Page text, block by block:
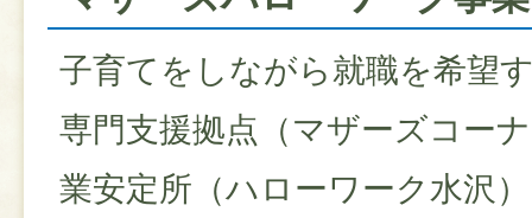
子育てをしながら就職を希望
専門支援拠点（マザーズコー
業安定所（ハローワーク水沢